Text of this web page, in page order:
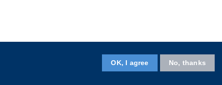
关注香港科大OK, I agree No, thanks